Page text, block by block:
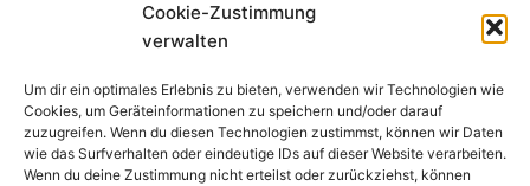
Cookie-Zustimmung
verwalten
Um dir ein optimales Erlebnis zu bieten, verwenden wir Technologien wie
Cookies, um Geräteinformationen zu speichern und/oder darauf
zuzugreifen. Wenn du diesen Technologien zustimmst, können wir Daten
wie das Surfverhalten oder eindeutige IDs auf dieser Website verarbeiten.
Wenn du deine Zustimmung nicht erteilst oder zurückziehst, können
Website